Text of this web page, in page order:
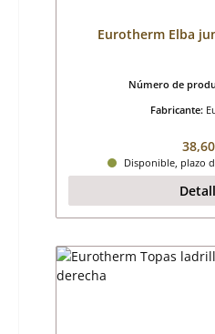
Eurotherm Elba
Número de
Fabricante:
Disponible, plazo